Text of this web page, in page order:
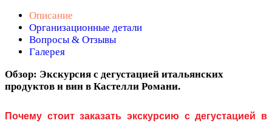
Описание
Организационные детали
Вопросы & Отзывы
Галерея
Обзор: Экскурсия с дегустацией итальянских
продуктов и вин в Кастелли Романи.
Почему стоит заказать экскурсию с дегустацией в